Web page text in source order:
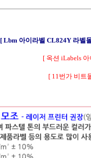
[ Lbm 아이라벨 CL824Y 라벨
[ 옥션 iLabels
[ 11번가 비트